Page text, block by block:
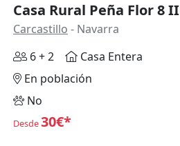
Casa Rural Peña Flor 8 II
Carcastillo - Navarra
6 + 2
Casa Entera
En población
No
Desde30€*